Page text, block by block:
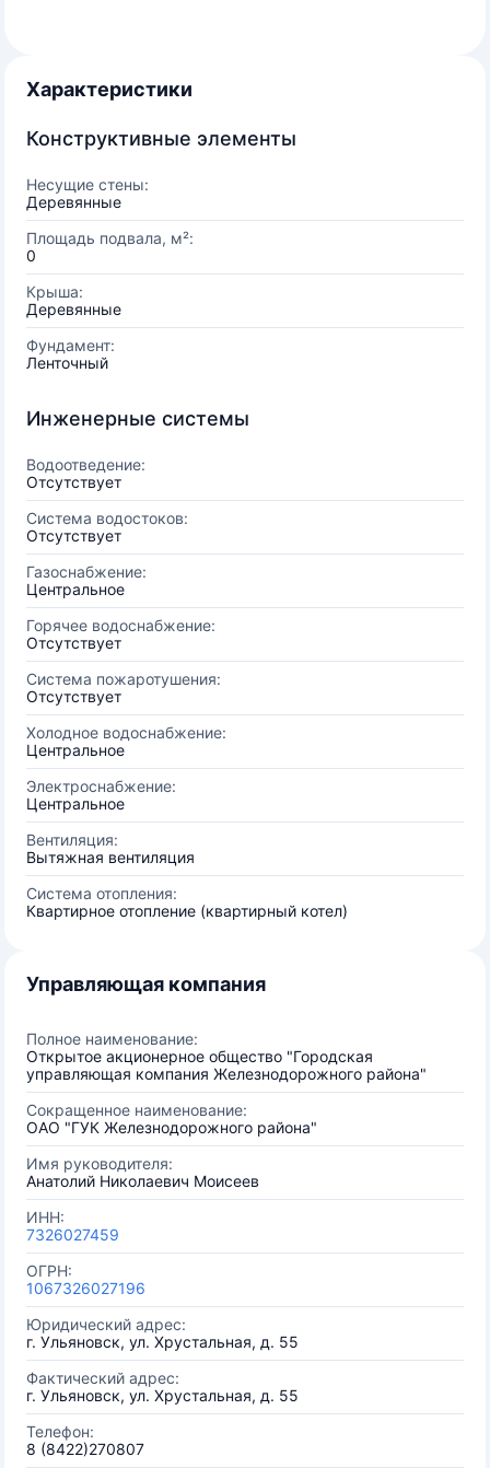
Характеристики
Конструктивные элементы
Несущие стены:
Деревянные
Площадь подвала, м²:
0
Крыша:
Деревянные
Фундамент:
Ленточный
Инженерные системы
Водоотведение:
Отсутствует
Система водостоков:
Отсутствует
Газоснабжение:
Центральное
Горячее водоснабжение:
Отсутствует
Система пожаротушения:
Отсутствует
Холодное водоснабжение:
Центральное
Электроснабжение:
Центральное
Вентиляция:
Вытяжная вентиляция
Система отопления:
Квартирное отопление (квартирный котел)
Управляющая компания
Полное наименование:
Открытое акционерное общество "Городская
управляющая компания Железнодорожного района"
Сокращенное наименование:
ОАО "ГУК Железнодорожного района"
Имя руководителя:
Анатолий Николаевич Моисеев
ИНН:
7326027459
ОГРН:
1067326027196
Юридический адрес:
г. Ульяновск, ул. Хрустальная, д. 55
Фактический адрес:
г. Ульяновск, ул. Хрустальная, д. 55
Телефон:
8 (8422)270807